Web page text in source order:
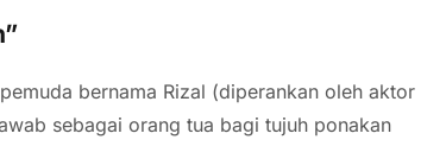
bernama Rizal (diperankan oleh aktor
sebagai orang tua bagi tujuh ponakan